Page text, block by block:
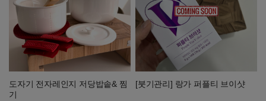
도자기 전자레인지 저당밥솥& 찜
기
[붓기관리] 랑가 퍼플티 브이샷